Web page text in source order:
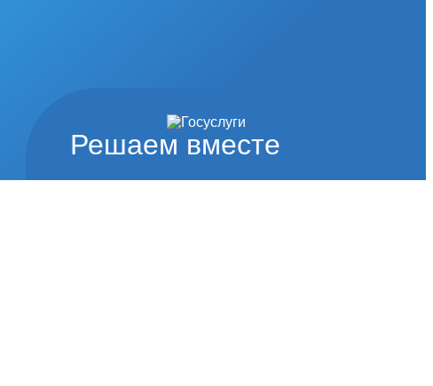
Решаем вместе